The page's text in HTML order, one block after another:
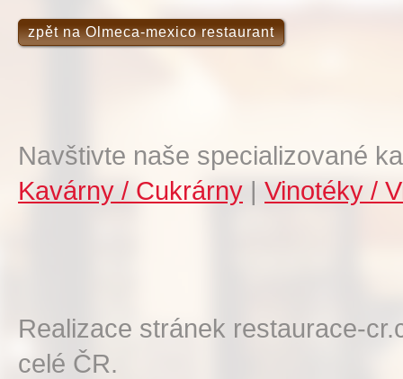
zpět na Olmeca-mexico restaurant
Navštivte naše specializované
Kavárny / Cukrárny | Vinotéky /
Realizace stránek restaurace-
celé ČR.